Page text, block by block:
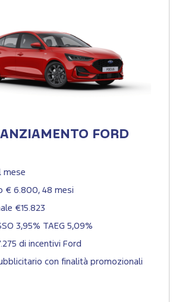
FORD
mese
€ 6.800, 48 mesi
€15.823
3,95% TAEG 5,09%
di incentivi Ford
con finalità promozionali